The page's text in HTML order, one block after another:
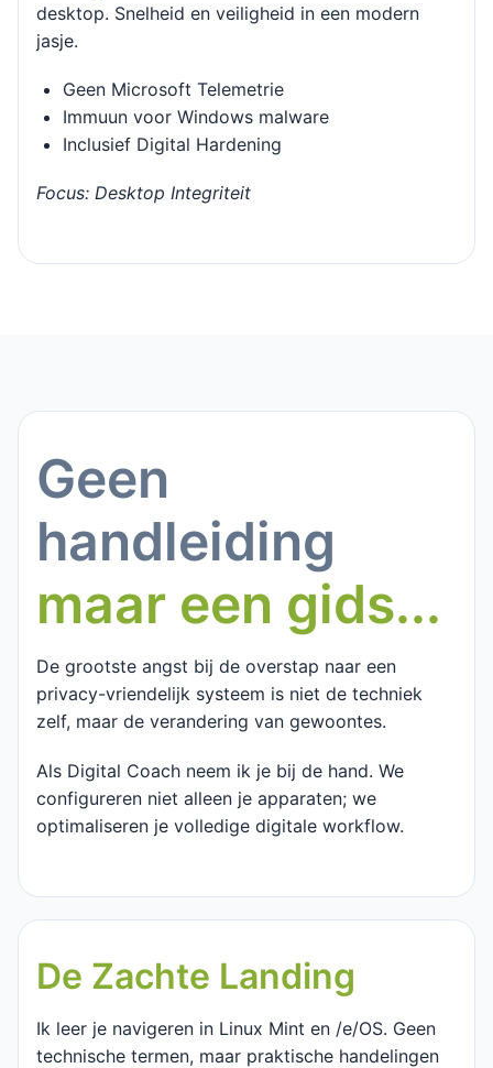
desktop. Snelheid en veiligheid in een modern
jasje.
Geen Microsoft Telemetrie
Immuun voor Windows malware
Inclusief Digital Hardening
Focus: Desktop Integriteit
Geen
handleiding
maar een gids...
De grootste angst bij de overstap naar een
privacy-vriendelijk systeem is niet de techniek
zelf, maar de verandering van gewoontes.
Als Digital Coach neem ik je bij de hand. We
configureren niet alleen je apparaten; we
optimaliseren je volledige digitale workflow.
De Zachte Landing
Ik leer je navigeren in Linux Mint en /e/OS. Geen
technische termen, maar praktische handelingen